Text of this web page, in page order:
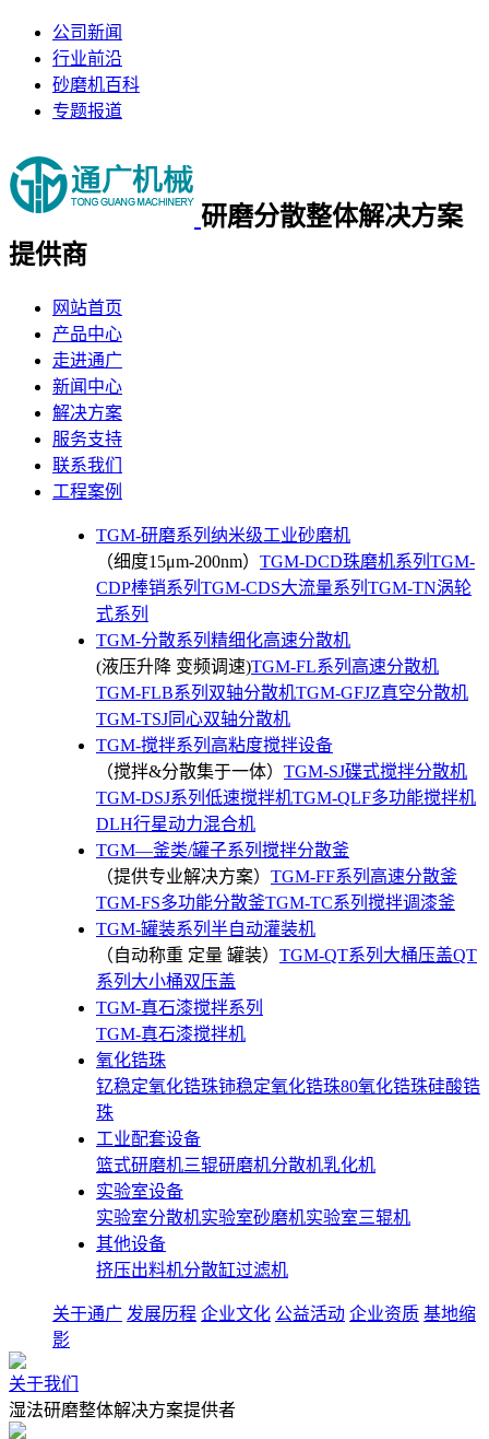
公司新闻
行业前沿
砂磨机百科
专题报道
研磨分散整体解决方案
提供商
网站首页
产品中心
走进通广
新闻中心
解决方案
服务支持
联系我们
工程案例
TGM-研磨系列纳米级工业砂磨机
（细度15μm-200nm） TGM-DCD珠磨机系列 TGM-
CDP棒销系列 TGM-CDS大流量系列 TGM-TN涡轮
式系列
TGM-分散系列精细化高速分散机
(液压升降 变频调速)TGM-FL系列高速分散机
TGM-FLB系列双轴分散机TGM-GFJZ真空分散机
TGM-TSJ同心双轴分散机
TGM-搅拌系列高粘度搅拌设备
（搅拌&分散集于一体） TGM-SJ碟式搅拌分散机
TGM-DSJ系列低速搅拌机TGM-QLF多功能搅拌机
DLH行星动力混合机
TGM—釜类/罐子系列搅拌分散釜
（提供专业解决方案） TGM-FF系列高速分散釜
TGM-FS多功能分散釜TGM-TC系列搅拌调漆釜
TGM-罐装系列半自动灌装机
（自动称重 定量 罐装） TGM-QT系列大桶压盖QT
系列大小桶双压盖
TGM-真石漆搅拌系列
TGM-真石漆搅拌机
氧化锆珠
钇稳定氧化锆珠铈稳定氧化锆珠80氧化锆珠硅酸锆
珠
工业配套设备
篮式研磨机三辊研磨机分散机乳化机
实验室设备
实验室分散机实验室砂磨机实验室三辊机
其他设备
挤压出料机分散缸过滤机
关于通广 发展历程 企业文化 公益活动 企业资质 基地缩
影
关于我们
湿法研磨整体解决方案提供者